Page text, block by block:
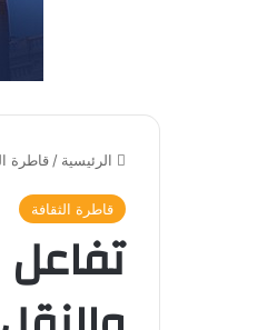
الرئيسية / قاطرة
قاطرة الثقافة